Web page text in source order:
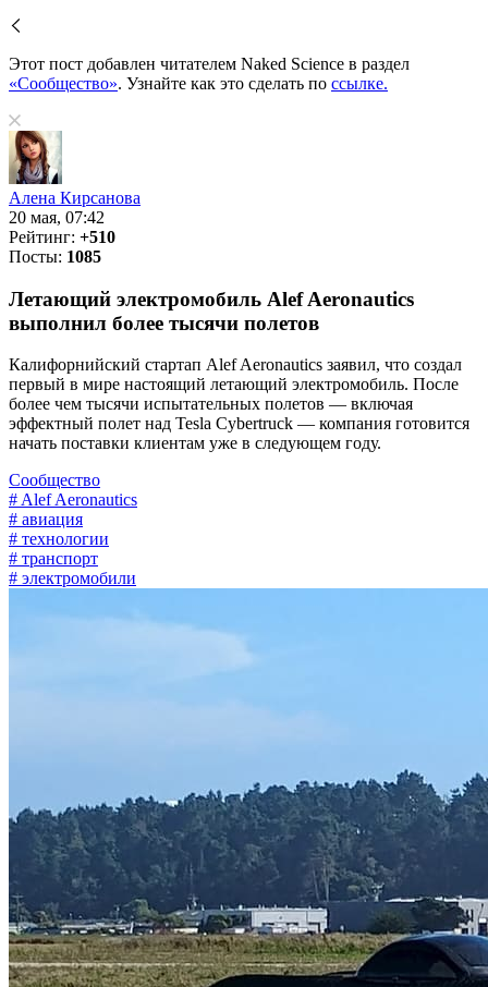
Этот пост добавлен читателем Naked Science в раздел
«Сообщество». Узнайте как это сделать по ссылке.
Алена Кирсанова
20 мая, 07:42
Рейтинг: +510
Посты: 1085
Летающий электромобиль Alef Aeronautics
выполнил более тысячи полетов
Калифорнийский стартап Alef Aeronautics заявил, что создал
первый в мире настоящий летающий электромобиль. После
более чем тысячи испытательных полетов — включая
эффектный полет над Tesla Cybertruck — компания готовится
начать поставки клиентам уже в следующем году.
Сообщество
# Alef Aeronautics
# авиация
# технологии
# транспорт
# электромобили